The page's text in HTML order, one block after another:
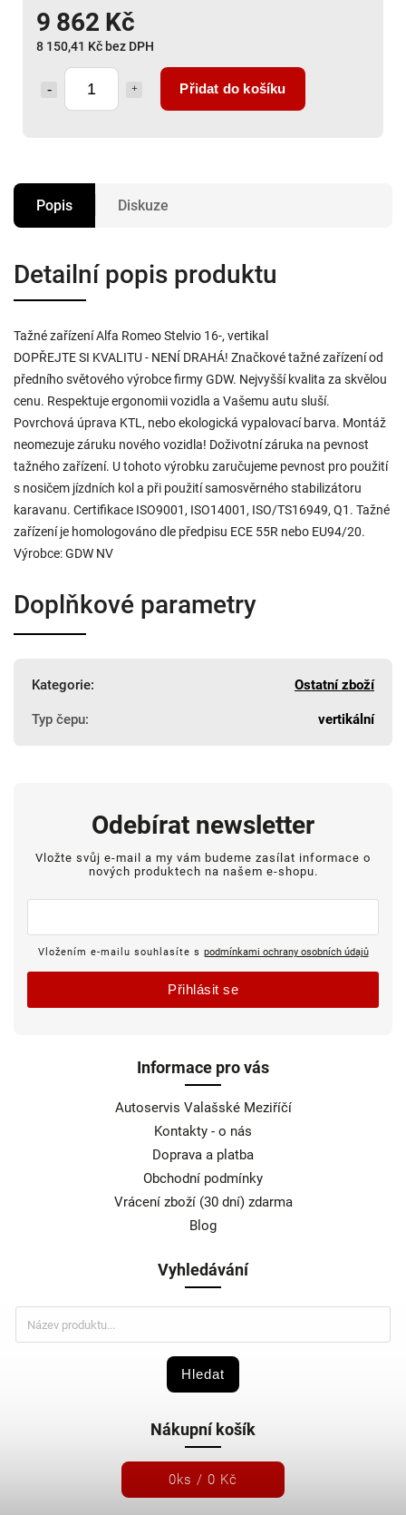
9 862 Kč
8 150,41 Kč bez DPH
Přidat do košíku
Popis Diskuze
Detailní popis produktu
Tažné zařízení Alfa Romeo Stelvio 16-, vertikal
DOPŘEJTE SI KVALITU - NENÍ DRAHÁ! Značkové tažné zařízení od
předního světového výrobce firmy GDW. Nejvyšší kvalita za skvělou
cenu. Respektuje ergonomii vozidla a Vašemu autu sluší.
Povrchová úprava KTL, nebo ekologická vypalovací barva. Montáž
neomezuje záruku nového vozidla! Doživotní záruka na pevnost
tažného zařízení. U tohoto výrobku zaručujeme pevnost pro použití
s nosičem jízdních kol a při použití samosvěrného stabilizátoru
karavanu. Certifikace ISO9001, ISO14001, ISO/TS16949, Q1. Tažné
zařízení je homologováno dle předpisu ECE 55R nebo EU94/20.
Výrobce: GDW NV
Doplňkové parametry
Kategorie: Ostatní zboží
Typ čepu: vertikální
Informace pro vás
Autoservis Valašské Meziříčí
Kontakty - o nás
Doprava a platba
Obchodní podmínky
Vrácení zboží (30 dní) zdarma
Blog
Vyhledávání
Hledat
Nákupní košík
0ks / 0 Kč
Odebírat newsletter
Vložte svůj e-mail a my vám budeme zasílat informace o
nových produktech na našem e-shopu.
Vložením e-mailu souhlasíte s podmínkami ochrany osobních údajů
Přihlásit se